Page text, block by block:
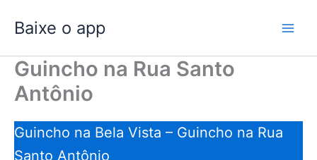
para
conteúdo
Baixe o app
Guincho na Rua Santo
Antônio
Guincho na Bela Vista – Guincho na Rua
Santo Antônio